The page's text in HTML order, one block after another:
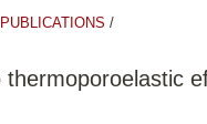
分
/